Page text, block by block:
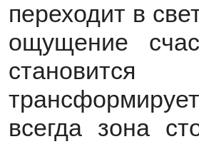
переходит в
ощущение
становится
всегда зона